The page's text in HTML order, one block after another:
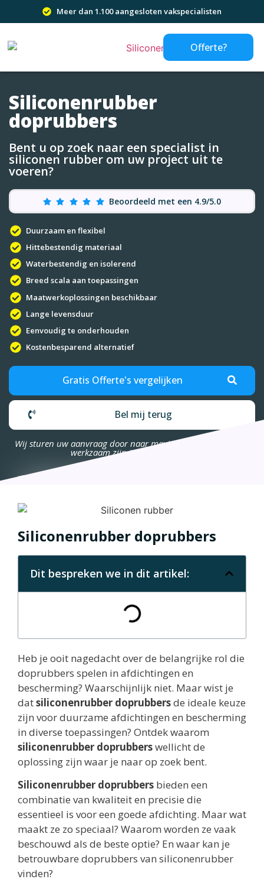
Meer dan 1.100 aangesloten vakspecialisten
Offerte?
Siliconenrubber
doprubbers
Bent u op zoek naar een specialist in
siliconen rubber om uw project uit te
voeren?
Beoordeeld met een 4.9/5.0
Duurzaam en flexibel
Hittebestendig materiaal
Waterbestendig en isolerend
Breed scala aan toepassingen
Maatwerkoplossingen beschikbaar
Lange levensduur
Eenvoudig te onderhouden
Kostenbesparend alternatief
Gratis Offerte's vergelijken
Bel mij terug
Wij sturen uw aanvraag door naar maximaal 4 bedrijven die
werkzaam zijn in uw omgeving.
Siliconenrubber doprubbers
Dit bespreken we in dit artikel:
Heb je ooit nagedacht over de belangrijke rol die
doprubbers spelen in afdichtingen en
bescherming? Waarschijnlijk niet. Maar wist je
datsiliconenrubber doprubbersde ideale keuze
zijn voor duurzame afdichtingen en bescherming
in diverse toepassingen? Ontdek waarom
siliconenrubber doprubberswellicht de
oplossing zijn waar je naar op zoek bent.
Siliconenrubber doprubbers bieden een
combinatie van kwaliteit en precisie die
essentieel is voor een goede afdichting. Maar wat
maakt ze zo speciaal? Waarom worden ze vaak
beschouwd als de beste optie? En waar kan je
betrouwbare doprubbers van siliconenrubber
vinden?